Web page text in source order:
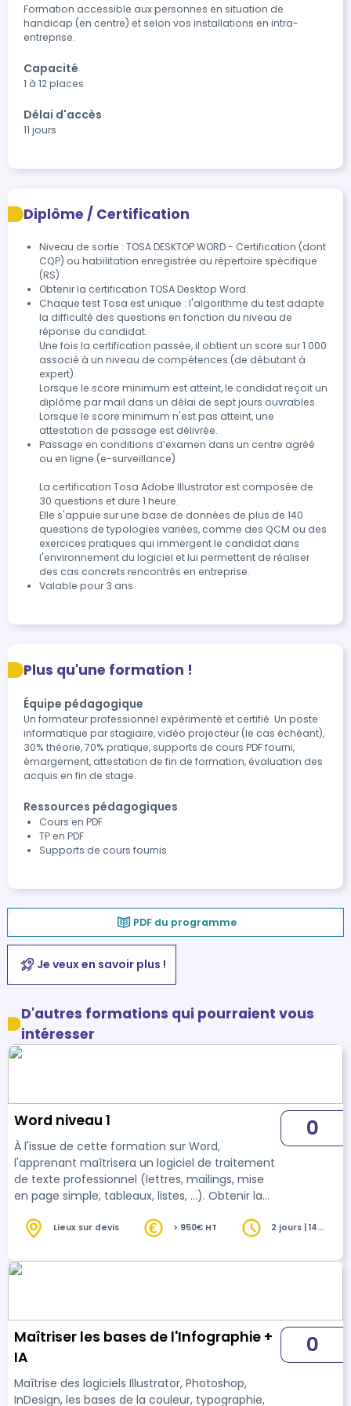
Formation accessible aux personnes en situation de
handicap (en centre) et selon vos installations en intra-
entreprise.
Capacité
1 à 12 places
Délai d'accès
11 jours
Diplôme / Certification
Niveau de sortie : TOSA DESKTOP WORD - Certification (dont
CQP) ou habilitation enregistrée au répertoire spécifique
(RS)
Obtenir la certification TOSA Desktop Word.
Chaque test Tosa est unique : l'algorithme du test adapte
la difficulté des questions en fonction du niveau de
réponse du candidat.
Une fois la certification passée, il obtient un score sur 1 000
associé à un niveau de compétences (de débutant à
expert).
Lorsque le score minimum est atteint, le candidat reçoit un
diplôme par mail dans un délai de sept jours ouvrables.
Lorsque le score minimum n'est pas atteint, une
attestation de passage est délivrée.
Passage en conditions d’examen dans un centre agréé
ou en ligne (e-surveillance)
La certification Tosa Adobe Illustrator est composée de
30 questions et dure 1 heure.
Elle s'appuie sur une base de données de plus de 140
questions de typologies variées, comme des QCM ou des
exercices pratiques qui immergent le candidat dans
l'environnement du logiciel et lui permettent de réaliser
des cas concrets rencontrés en entreprise.
Valable pour 3 ans
Plus qu'une formation !
Équipe pédagogique
Un formateur professionnel expérimenté et certifié. Un poste
informatique par stagiaire, vidéo projecteur (le cas échéant),
30% théorie, 70% pratique, supports de cours PDF fourni,
émargement, attestation de fin de formation, évaluation des
acquis en fin de stage.
Ressources pédagogiques
Cours en PDF
TP en PDF
Supports de cours fournis
PDF du programme
Je veux en savoir plus !
D'autres formations qui pourraient vous
intéresser
Word niveau 1
À l'issue de cette formation sur Word,
l'apprenant maîtrisera un logiciel de traitement
de texte professionnel (lettres, mailings, mise
en page simple, tableaux, listes, …). Obtenir la
0
Lieux sur devis > 950€ HT
2 jours | 14
Maîtriser les bases de l'Infographie +
IA
Maîtrise des logiciels Illustrator, Photoshop,
InDesign, les bases de la couleur, typographie,
0